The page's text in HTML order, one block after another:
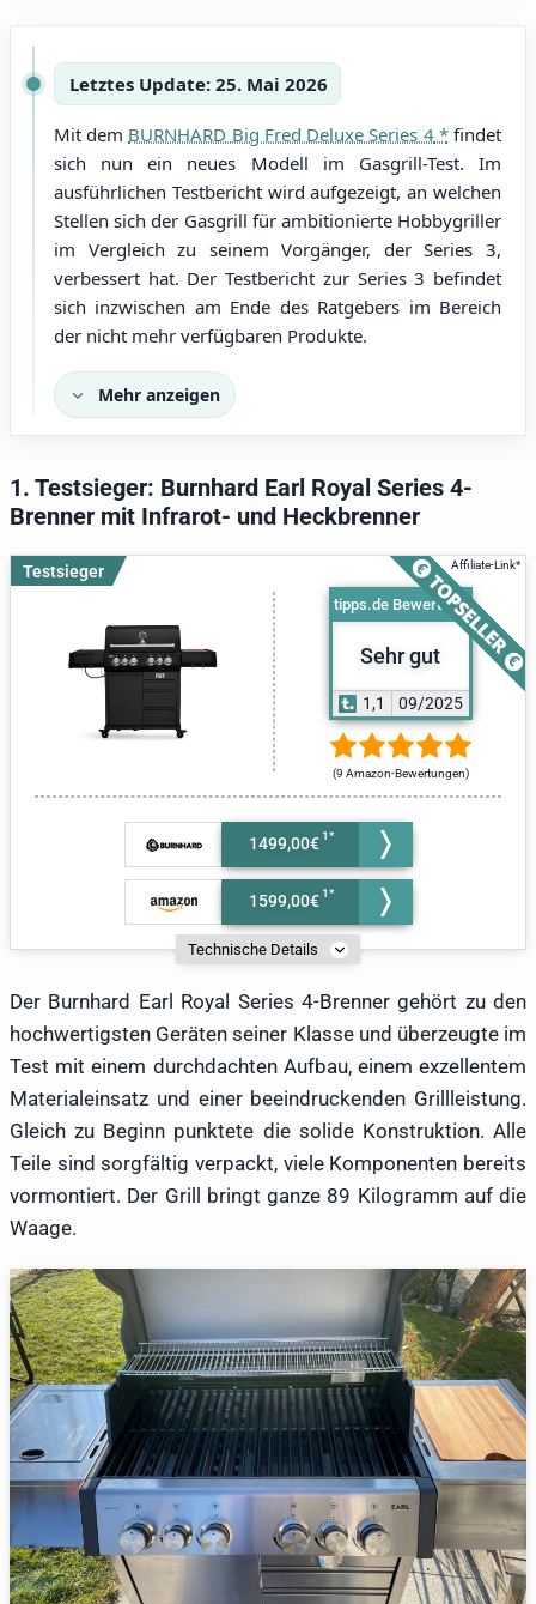
Letztes Update: 25. Mai 2026
Mit dem BURNHARD Big Fred Deluxe Series 4
findet
sich nun ein neues Modell im Gasgrill-Test. Im
ausführlichen Testbericht wird aufgezeigt, an welchen
Stellen sich der Gasgrill für ambitionierte Hobbygriller
im Vergleich zu seinem Vorgänger, der Series 3,
verbessert hat. Der Testbericht zur Series 3 befindet
sich inzwischen am Ende des Ratgebers im Bereich
der nicht mehr verfügbaren Produkte.
Mehr anzeigen
1. Testsieger: Burnhard Earl Royal Series 4-
Brenner mit Infrarot- und Heckbrenner
Testsieger
1499,00€
1599,00€
tipps.de Bewertung
Sehr gut
1,1 09/2025
(9 Amazon-Bewertungen)
Technische Details
Der Burnhard Earl Royal Series 4-Brenner gehört zu den
hochwertigsten Geräten seiner Klasse und überzeugte im
Test mit einem durchdachten Aufbau, einem exzellentem
Materialeinsatz und einer beeindruckenden Grillleistung.
Gleich zu Beginn punktete die solide Konstruktion. Alle
Teile sind sorgfältig verpackt, viele Komponenten bereits
vormontiert. Der Grill bringt ganze 89 Kilogramm auf die
Waage.